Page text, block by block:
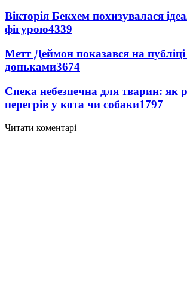
Вікторія Бекхем похизувалася
фігурою4339
Метт Деймон показався на публіці
доньками3674
Спека небезпечна для тварин: як
перегрів у кота чи собаки1797
Читати коментарі